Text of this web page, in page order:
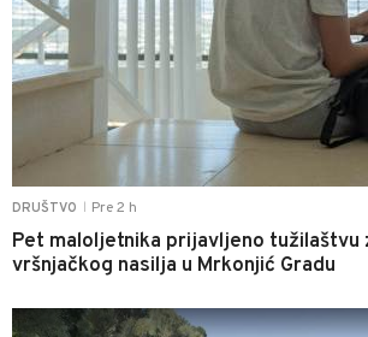
DRUŠTVO Pre 2 h
Pet maloljetnika prijavljeno tužilaštvu
vršnjačkog nasilja u Mrkonjić Gradu